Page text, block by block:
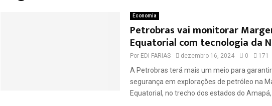
Economia
Petrobras vai monitorar
Equatorial com tecnologia da
Por EDI FARIAS dezembro 16, 2024 0 171
A Petrobras terá mais um meio para
segurança em explorações de petróleo na
Equatorial, no trecho dos estados do Amapá,